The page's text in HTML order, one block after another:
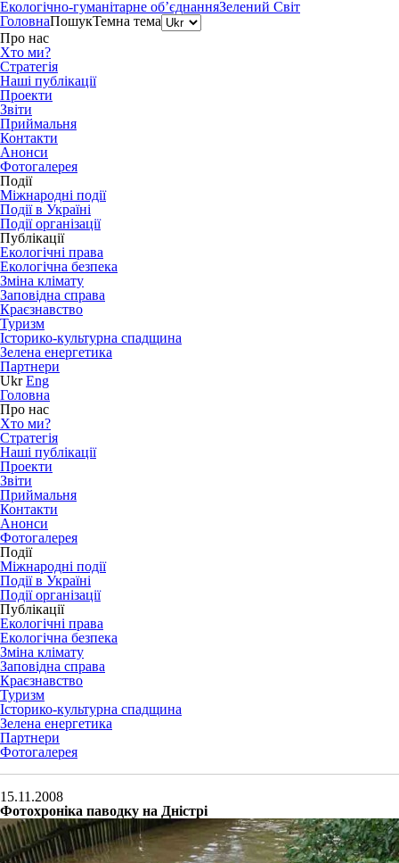
Екологічно-гуманітарне об’єднанняЗелений Світ
ГоловнаПошукТемна тема
Про нас
Хто ми?
Стратегія
Наші публікації
Проекти
Звіти
Приймальня
Контакти
Анонси
Фотогалерея
Події
Міжнародні події
Події в Україні
Події організації
Публікації
Екологічні права
Екологічна безпека
Зміна клімату
Заповідна справа
Краєзнавство
Туризм
Історико-культурна спадщина
Зелена енергетика
Партнери
Ukr Eng
Головна
Про нас
Хто ми?
Стратегія
Наші публікації
Проекти
Звіти
Приймальня
Контакти
Анонси
Фотогалерея
Події
Міжнародні події
Події в Україні
Події організації
Публікації
Екологічні права
Екологічна безпека
Зміна клімату
Заповідна справа
Краєзнавство
Туризм
Історико-культурна спадщина
Зелена енергетика
Партнери
Фотогалерея
15.11.2008
Фотохроніка паводку на Дністрі